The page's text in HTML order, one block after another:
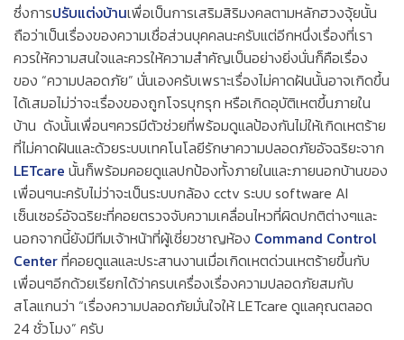
ซึ่งการปรับแต่งบ้านเพื่อเป็นการเสริมสิริมงคลตามหลักฮวงจุ้ยนั้น
ถือว่าเป็นเรื่องของความเชื่อส่วนบุคคลนะครับแต่อีกหนึ่งเรื่องที่เรา
ควรให้ความสนใจและควรให้ความสำคัญเป็นอย่างยิ่งนั่นก็คือเรื่อง
ของ “ความปลอดภัย” นั่นเองครับเพราะเรื่องไม่คาดฝันนั้นอาจเกิดขึ้น
ได้เสมอไม่ว่าจะเรื่องของถูกโจรบุกรุก หรือเกิดอุบัติเหตขึ้นภายใน
บ้าน ดังนั้นเพื่อนๆควรมีตัวช่วยที่พร้อมดูแลป้องกันไม่ให้เกิดเหตร้าย
ที่ไม่คาดฝันและด้วยระบบเทคโนโลยีรักษาความปลอดภัยอัจฉริยะจาก
LETcare นั้นก็พร้อมคอยดูแลปกป้องทั้งภายในและภายนอกบ้านของ
เพื่อนๆนะครับไม่ว่าจะเป็นระบบกล้อง cctv ระบบ software AI
เซ็นเซอร์อัจฉริยะที่คอยตรวจจับความเคลื่อนไหวที่ผิดปกติต่างๆและ
นอกจากนี้ยังมีทีมเจ้าหน้าที่ผู้เชี่ยวชาญห้อง Command Control
Centerที่คอยดูแลและประสานงานเมื่อเกิดเหตด่วนเหตร้ายขึ้นกับ
เพื่อนๆอีกด้วยเรียกได้ว่าครบเครื่องเรื่องความปลอดภัยสมกับ
สโลแกนว่า “เรื่องความปลอดภัยมั่นใจให้ LETcare ดูแลคุณตลอด
24 ชั่วโมง” ครับ